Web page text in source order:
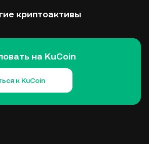
криптоактивы
на KuCoin
к KuCoin